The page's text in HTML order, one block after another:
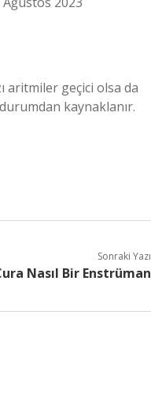
aritmiler geçici olsa da
kaynaklanır.
Sonraki Yazı
Nasıl Bir Enstrüman